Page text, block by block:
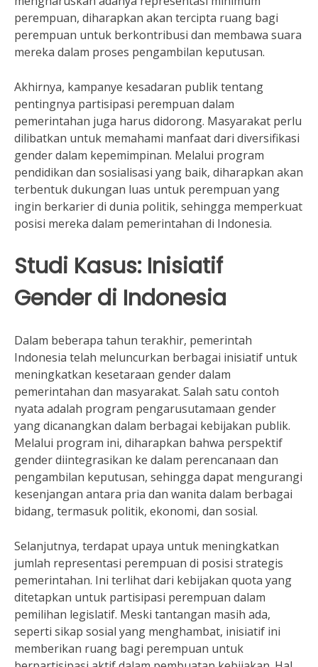
perempuan, diharapkan akan tercipta ruang bagi
perempuan untuk berkontribusi dan membawa suara
mereka dalam proses pengambilan keputusan.
Akhirnya, kampanye kesadaran publik tentang
pentingnya partisipasi perempuan dalam
pemerintahan juga harus didorong. Masyarakat perlu
dilibatkan untuk memahami manfaat dari diversifikasi
gender dalam kepemimpinan. Melalui program
pendidikan dan sosialisasi yang baik, diharapkan akan
terbentuk dukungan luas untuk perempuan yang
ingin berkarier di dunia politik, sehingga memperkuat
posisi mereka dalam pemerintahan di Indonesia.
Studi Kasus: Inisiatif
Gender di Indonesia
Dalam beberapa tahun terakhir, pemerintah
Indonesia telah meluncurkan berbagai inisiatif untuk
meningkatkan kesetaraan gender dalam
pemerintahan dan masyarakat. Salah satu contoh
nyata adalah program pengarusutamaan gender
yang dicanangkan dalam berbagai kebijakan publik.
Melalui program ini, diharapkan bahwa perspektif
gender diintegrasikan ke dalam perencanaan dan
pengambilan keputusan, sehingga dapat mengurangi
kesenjangan antara pria dan wanita dalam berbagai
bidang, termasuk politik, ekonomi, dan sosial.
Selanjutnya, terdapat upaya untuk meningkatkan
jumlah representasi perempuan di posisi strategis
pemerintahan. Ini terlihat dari kebijakan quota yang
ditetapkan untuk partisipasi perempuan dalam
pemilihan legislatif. Meski tantangan masih ada,
seperti sikap sosial yang menghambat, inisiatif ini
memberikan ruang bagi perempuan untuk